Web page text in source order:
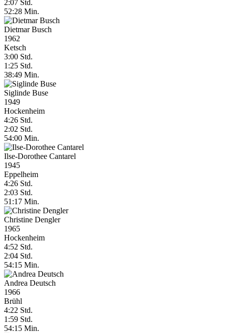
2:07 Std.
52:28 Min.
Dietmar Busch
1962
Ketsch
3:00 Std.
1:25 Std.
38:49 Min.
Siglinde Buse
1949
Hockenheim
4:26 Std.
2:02 Std.
54:00 Min.
Ilse-Dorothee Cantarel
1945
Eppelheim
4:26 Std.
2:03 Std.
51:17 Min.
Christine Dengler
1965
Hockenheim
4:52 Std.
2:04 Std.
54:15 Min.
Andrea Deutsch
1966
Brühl
4:22 Std.
1:59 Std.
54:15 Min.